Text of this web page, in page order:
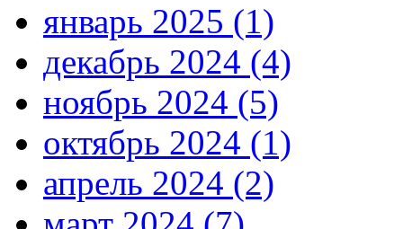
январь 2025 (1)
декабрь 2024 (4)
ноябрь 2024 (5)
октябрь 2024 (1)
апрель 2024 (2)